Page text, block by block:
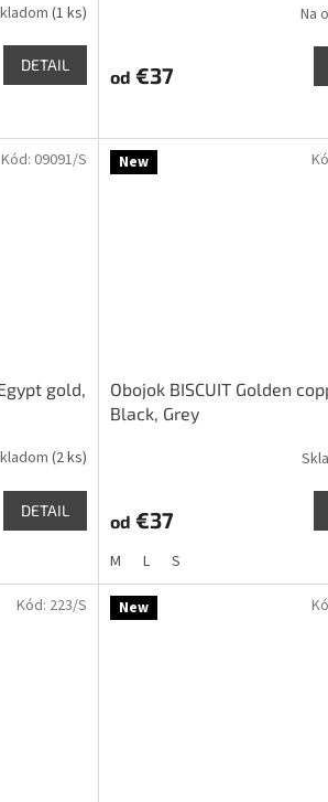
(1 ks)
DETAIL
Na
od €37
gold,
(2 ks)
DETAIL
Kód: 09091/S New
Obojok BISCUIT Golden
Black, Grey
od €37
M L S
Kód: 223/S New